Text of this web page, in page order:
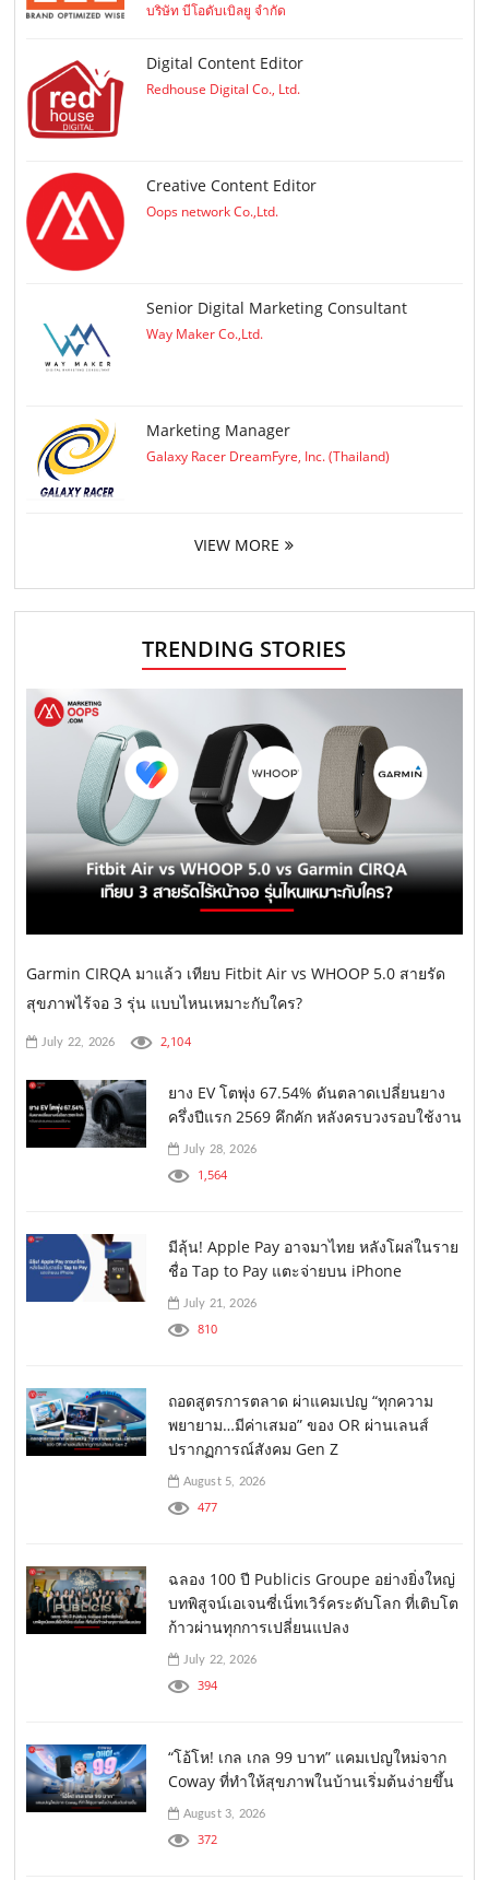
บริษัท บีโอดับเบิลยู จำกัด
Digital Content Editor
Redhouse Digital Co., Ltd.
Creative Content Editor
Oops network Co.,Ltd.
Senior Digital Marketing Consultant
Way Maker Co.,Ltd.
Marketing Manager
Galaxy Racer DreamFyre, Inc. (Thailand)
VIEW MORE
TRENDING STORIES
Garmin CIRQA มาแล้ว เทียบ Fitbit Air vs WHOOP 5.0 สายรัด
สุขภาพไร้จอ 3 รุ่น แบบไหนเหมาะกับใคร?
July 22, 2026 2,104
ยาง EV โตพุ่ง 67.54% ดันตลาดเปลี่ยนยาง
ครึ่งปีแรก 2569 คึกคัก หลังครบวงรอบใช้งาน
July 28, 2026
1,564
มีลุ้น! Apple Pay อาจมาไทย หลังโผล่ในราย
ชื่อ Tap to Pay แตะจ่ายบน iPhone
July 21, 2026
810
ถอดสูตรการตลาด ผ่าแคมเปญ “ทุกความ
พยายาม…มีค่าเสมอ” ของ OR ผ่านเลนส์
ปรากฏการณ์สังคม Gen Z
August 5, 2026
477
ฉลอง 100 ปี Publicis Groupe อย่างยิ่งใหญ่
บทพิสูจน์เอเจนซี่เน็ทเวิร์คระดับโลก ที่เติบโต
ก้าวผ่านทุกการเปลี่ยนแปลง
July 22, 2026
394
“โอ้โห! เกล เกล 99 บาท” แคมเปญใหม่จาก
Coway ที่ทำให้สุขภาพในบ้านเริ่มต้นง่ายขึ้น
August 3, 2026
372